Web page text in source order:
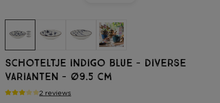
Schoteltje indigo blue - diverse
varianten - ø9.5 cm
2 reviews